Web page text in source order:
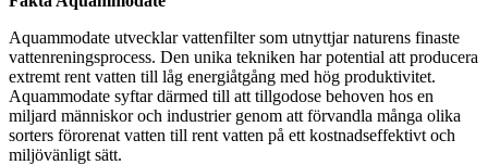
Aquammodate utvecklar vattenfilter som utnyttjar naturens finaste
vattenreningsprocess. Den unika tekniken har potential att producera
extremt rent vatten till låg energiåtgång med hög produktivitet.
Aquammodate syftar därmed till att tillgodose behoven hos en
miljard människor och industrier genom att förvandla många olika
sorters förorenat vatten till rent vatten på ett kostnadseffektivt och
miljövänligt sätt.